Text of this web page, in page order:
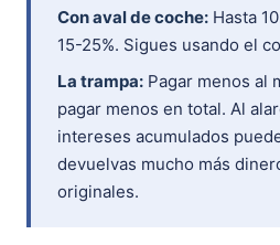
Con aval de coche: Hasta
15-25%. Sigues usando el
La trampa: Pagar menos al
pagar menos en total. Al
intereses acumulados
devuelvas mucho más
originales.